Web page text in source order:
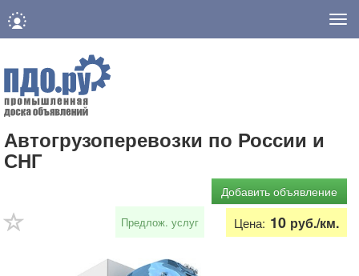
Автогрузоперевозки по России и
СНГ
Добавить объявление
Предлож. услуг Цена: 10 руб./км.